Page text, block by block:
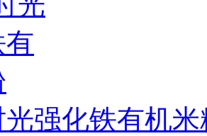
光强化铁有机米